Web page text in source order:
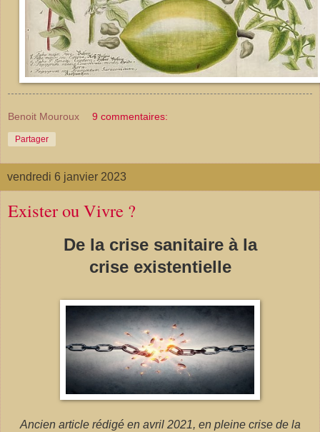
Benoit Mouroux 9 commentaires:
Partager
vendredi 6 janvier 2023
Exister ou Vivre ?
De la crise sanitaire à la
crise existentielle
Ancien article rédigé en avril 2021, en pleine crise de la